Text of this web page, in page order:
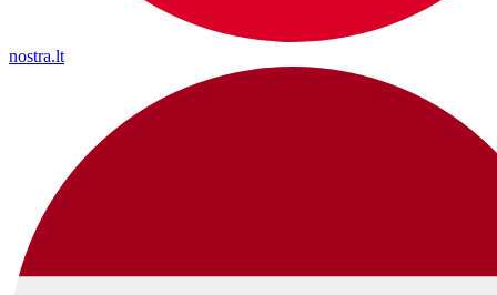
nostra.lt